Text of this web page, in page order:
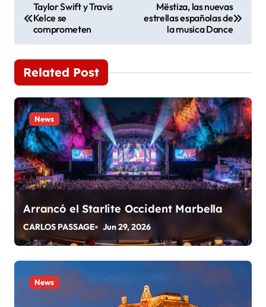
a
v
e
g
a
c
i
ó
n
d
e
Taylor Swift y Travis
Kelce se
comprometen
Mëstiza, las nuevas
estrellas españolas de
la musica Dance
Related Post
News
Arrancó el Starlite Occident Marbella
CARLOS PASSAGE Jun 29, 2026
News